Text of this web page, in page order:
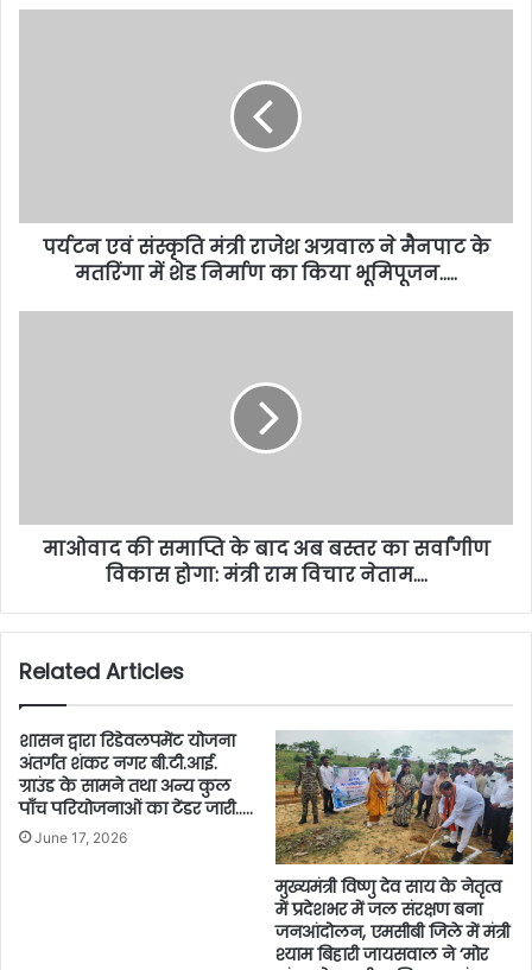
पर्यटन एवं संस्कृति मंत्री राजेश अग्रवाल ने मैनपाट के
मतरिंगा में शेड निर्माण का किया भूमिपूजन…..
माओवाद की समाप्ति के बाद अब बस्तर का सर्वांगीण
विकास होगा: मंत्री राम विचार नेताम….
Related Articles
शासन द्वारा रिडेवलपमेंट योजना
अंतर्गत शंकर नगर बी.टी.आई.
ग्राउंड के सामने तथा अन्य कुल
पाँच परियोजनाओं का टेंडर जारी…..
June 17, 2026
मुख्यमंत्री विष्णु देव साय के नेतृत्व
में प्रदेशभर में जल संरक्षण बना
जनआंदोलन, एमसीबी जिले में मंत्री
श्याम बिहारी जायसवाल ने ‘मोर